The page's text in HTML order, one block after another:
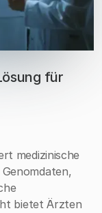
für
medizinische
bietet Ärzten